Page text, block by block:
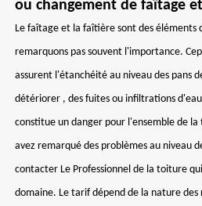
ou changement de faîtage
Le faîtage et la faîtière sont des éléments
remarquons pas souvent l'importance.
assurent l'étanchéité au niveau des pans
détériorer , des fuites ou infiltrations
constitue un danger pour l'ensemble de
avez remarqué des problèmes au niveau
contacter Le Professionnel de la toiture
domaine. Le tarif dépend de la nature des